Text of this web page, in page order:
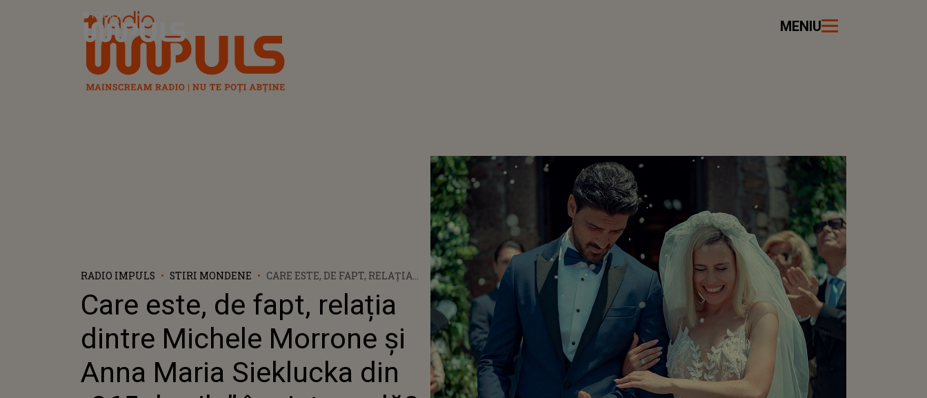
Radio Impuls MENIU
RADIO IMPULS STIRI MONDENE
CARE ESTE, DE FAPT, RELAȚIA
ANNA MARIA SIEKLUCKA DIN
„365 DE ZILE” ÎN VIAȚA REALĂ?
Care este, de fapt, relația
dintre Michele Morrone și
Anna Maria Sieklucka din